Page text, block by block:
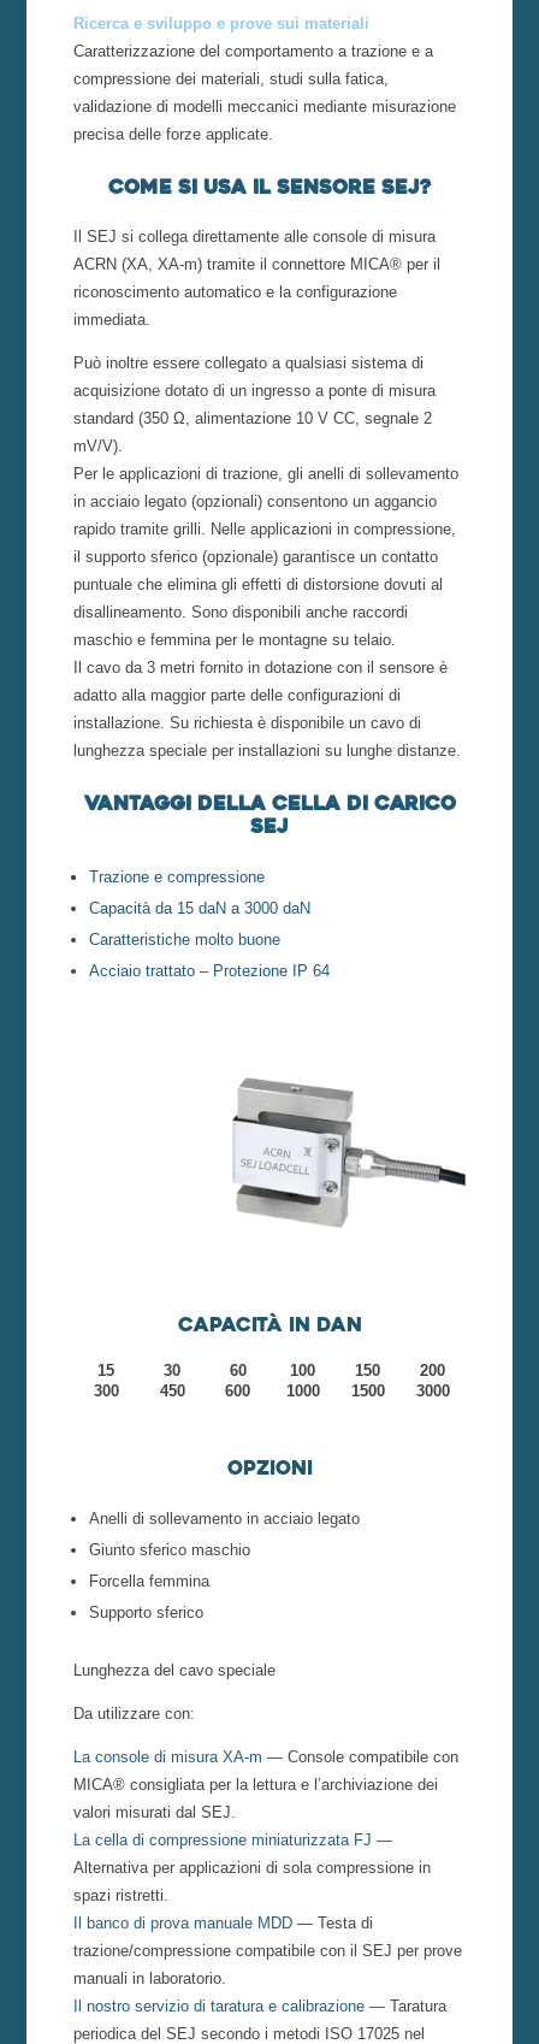
Ricerca e sviluppo e prove sui materiali
Caratterizzazione del comportamento a trazione e a
compressione dei materiali, studi sulla fatica,
validazione di modelli meccanici mediante misurazione
precisa delle forze applicate.
Come si usa il sensore SEJ?
Il SEJ si collega direttamente alle console di misura
ACRN (XA, XA-m) tramite il connettore MICA® per il
riconoscimento automatico e la configurazione
immediata.
Può inoltre essere collegato a qualsiasi sistema di
acquisizione dotato di un ingresso a ponte di misura
standard (350 Ω, alimentazione 10 V CC, segnale 2
mV/V).
Per le applicazioni di trazione, gli anelli di sollevamento
in acciaio legato (opzionali) consentono un aggancio
rapido tramite grilli. Nelle applicazioni in compressione,
il supporto sferico (opzionale) garantisce un contatto
puntuale che elimina gli effetti di distorsione dovuti al
disallineamento. Sono disponibili anche raccordi
maschio e femmina per le montagne su telaio.
Il cavo da 3 metri fornito in dotazione con il sensore è
adatto alla maggior parte delle configurazioni di
installazione. Su richiesta è disponibile un cavo di
lunghezza speciale per installazioni su lunghe distanze.
Vantaggi della cella di carico
SEJ
Trazione e compressione
Capacità da 15 daN a 3000 daN
Caratteristiche molto buone
Acciaio trattato – Protezione IP 64
Capacità in daN
15 30 60 100 150
200
300
450 600 1000 1500 3000
Opzioni
Anelli di sollevamento in acciaio legato
Giunto sferico maschio
Forcella femmina
Supporto sferico
Lunghezza del cavo speciale
Da utilizzare con:
La console di misura XA-m — Console compatibile con
MICA® consigliata per la lettura e l’archiviazione dei
valori misurati dal SEJ.
La cella di compressione miniaturizzata FJ —
Alternativa per applicazioni di sola compressione in
spazi ristretti.
Il banco di prova manuale MDD— Testa di
trazione/compressione compatibile con il SEJ per prove
manuali in laboratorio.
Il nostro servizio di taratura e calibrazione— Taratura
periodica del SEJ secondo i metodi ISO 17025 nel